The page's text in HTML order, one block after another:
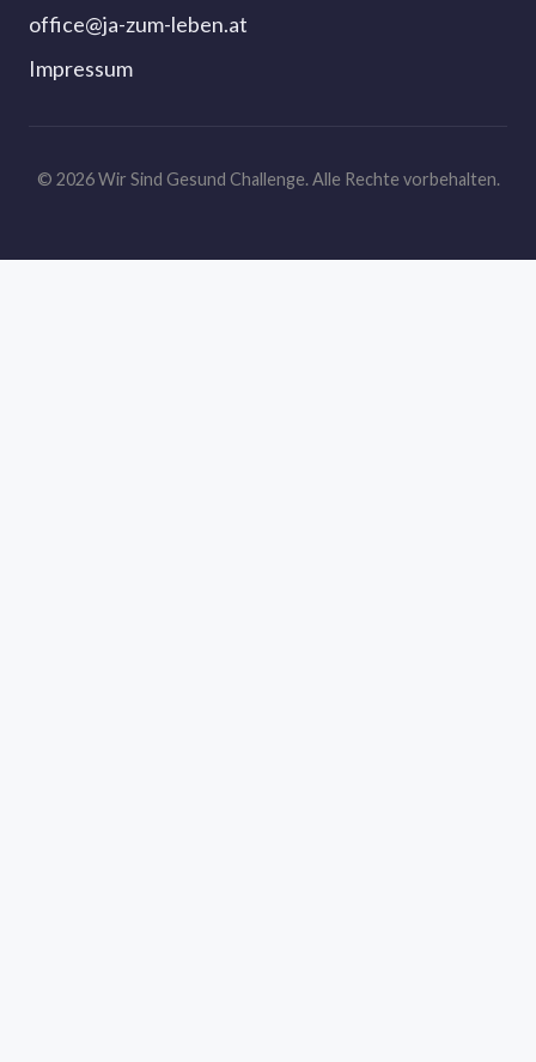
office@ja-zum-leben.at
Impressum
© 2026 Wir Sind Gesund Challenge. Alle Rechte vorbehalten.